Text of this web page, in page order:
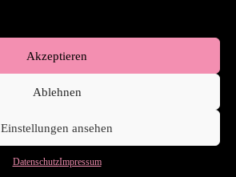
Akzeptieren
Ablehnen
Einstellungen ansehen
DatenschutzImpressum
Kontakt AGB